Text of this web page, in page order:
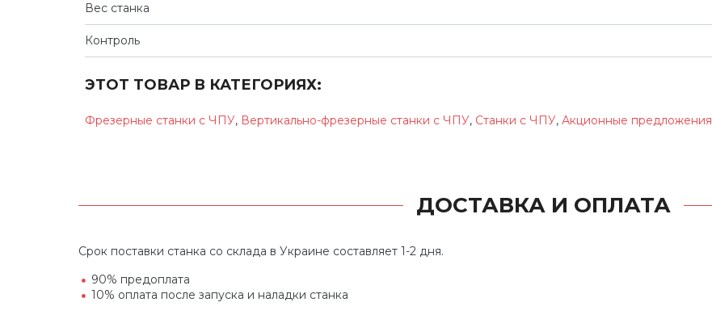
Вес станка
Контроль
ЭТОТ ТОВАР В КАТЕГОРИЯХ:
Фрезерные станки с ЧПУ, Вертикально-фрезерные станки с ЧПУ, Станки с ЧПУ, Акционные предложения
ДОСТАВКА И ОПЛАТА
Срок поставки станка со склада в Украине составляет 1-2 дня.
90% предоплата
10% оплата после запуска и наладки станка